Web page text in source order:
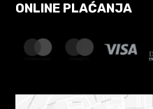
ONLINE PLAĆANJA